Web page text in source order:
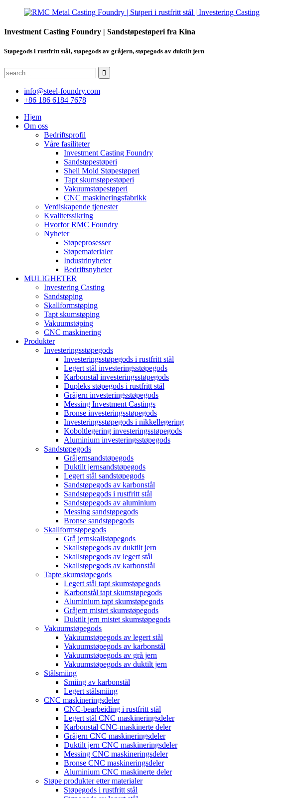
Investment Casting Foundry | Sandstøpestøperi fra Kina
Støpegods i rustfritt stål, støpegods av gråjern, støpegods av duktilt jern
info@steel-foundry.com
+86 186 6184 7678
Hjem
Om oss
Bedriftsprofil
Våre fasiliteter
Investment Casting Foundry
Sandstøpestøperi
Shell Mold Støpestøperi
Tapt skumstøpestøperi
Vakuumstøpestøperi
CNC maskineringsfabrikk
Verdiskapende tjenester
Kvalitetssikring
Hvorfor RMC Foundry
Nyheter
Støpeprosesser
Støpematerialer
Industrinyheter
Bedriftsnyheter
MULIGHETER
Investering Casting
Sandstøping
Skallformstøping
Tapt skumstøping
Vakuumstøping
CNC maskinering
Produkter
Investeringsstøpegods
Investeringsstøpegods i rustfritt stål
Legert stål investeringsstøpegods
Karbonstål investeringsstøpegods
Dupleks støpegods i rustfritt stål
Gråjern investeringsstøpegods
Messing Investment Castings
Bronse investeringsstøpegods
Investeringsstøpegods i nikkellegering
Koboltlegering investeringsstøpegods
Aluminium investeringsstøpegods
Sandstøpegods
Gråjernsandstøpegods
Duktilt jernsandstøpegods
Legert stål sandstøpegods
Sandstøpegods av karbonstål
Sandstøpegods i rustfritt stål
Sandstøpegods av aluminium
Messing sandstøpegods
Bronse sandstøpegods
Skallformstøpegods
Grå jernskallstøpegods
Skallstøpegods av duktilt jern
Skallstøpegods av legert stål
Skallstøpegods av karbonstål
Tapte skumstøpegods
Legert stål tapt skumstøpegods
Karbonstål tapt skumstøpegods
Aluminium tapt skumstøpegods
Gråjern mistet skumstøpegods
Duktilt jern mistet skumstøpegods
Vakuumstøpegods
Vakuumstøpegods av legert stål
Vakuumstøpegods av karbonstål
Vakuumstøpegods av grå jern
Vakuumstøpegods av duktilt jern
Stålsmiing
Smiing av karbonstål
Legert stålsmiing
CNC maskineringsdeler
CNC-bearbeiding i rustfritt stål
Legert stål CNC maskineringsdeler
Karbonstål CNC-maskinerte deler
Gråjern CNC maskineringsdeler
Duktilt jern CNC maskineringsdeler
Messing CNC maskineringsdeler
Bronse CNC maskineringsdeler
Aluminium CNC maskinerte deler
Støpe produkter etter materialer
Støpegods i rustfritt stål